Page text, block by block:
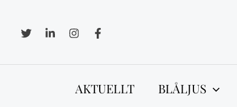
innehåll
AKTUELLT BLÅLJUS